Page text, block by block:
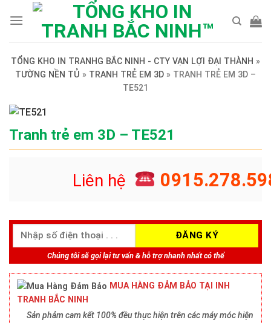
TỔNG KHO IN TRANHG BẮC NINH - CTY VẠN LỢI ĐẠI THÀNH »
TƯỜNG NỀN TỦ » TRANH TRẺ EM 3D » TRANH TRẺ EM 3D –
TE521
Tranh trẻ em 3D – TE521
Liên hệ
Chúng tôi sẽ gọi lại tư vấn & hỗ trợ nhanh nhất có thể
MUA HÀNG ĐẢM BẢO TẠI INH
TRANH BẮC NINH
Sản phảm cam kết 100% đều thực hiện trên các máy móc hiện